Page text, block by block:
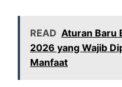
READ Aturan Baru
2026 yang Wajib
Manfaat